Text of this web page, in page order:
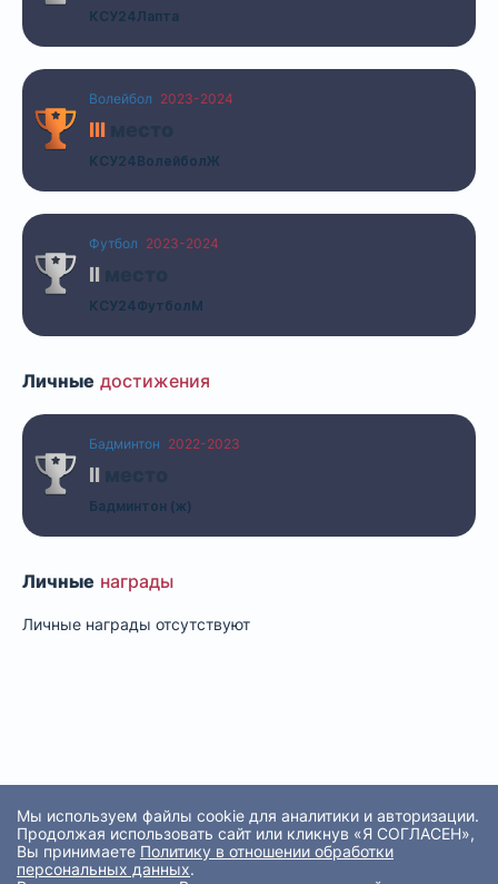
КСУ24Лапта
Волейбол 2023-2024
III
КСУ24ВолейболЖ
Футбол 2023-2024
II
КСУ24ФутболМ
Личные достижения
Бадминтон 2022-2023
II
Бадминтон (ж)
Личные награды
Личные награды отсутствуют
Мы используем файлы cookie для аналитики и авторизации.
Продолжая использовать сайт или кликнув «Я СОГЛАСЕН»,
Вы принимаете Политику в отношении обработки
персональных данных.